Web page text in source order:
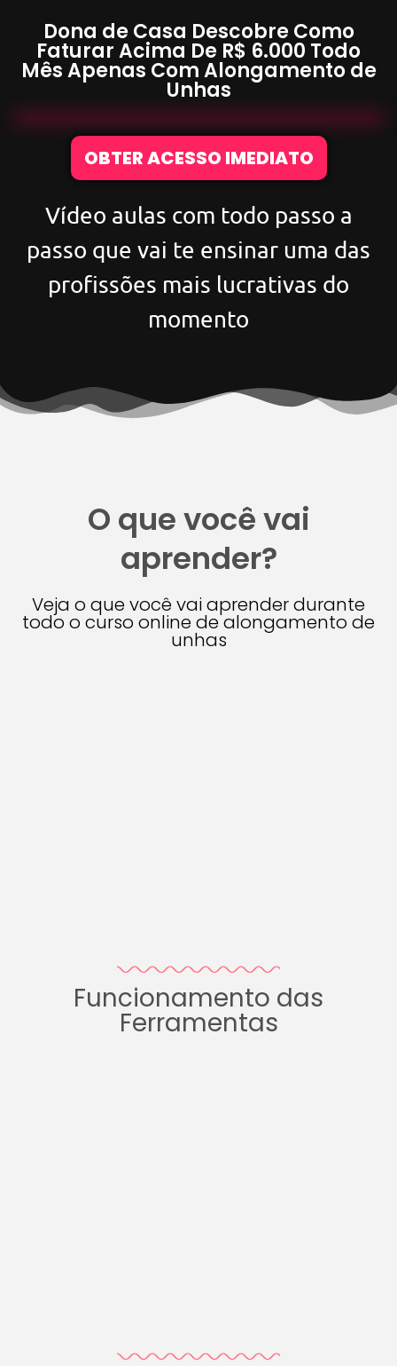
Dona de Casa Descobre Como
Faturar Acima De R$ 6.000 Todo
Mês Apenas ComAlongamento de
Unhas
OBTER ACESSO IMEDIATO
Vídeo aulas com todo passo a
passo que vai te ensinar uma das
profissões mais lucrativas do
momento
O que você vai
aprender?
Veja o que você vai aprender durante
todo o curso online de alongamento de
unhas
Funcionamento das
Ferramentas